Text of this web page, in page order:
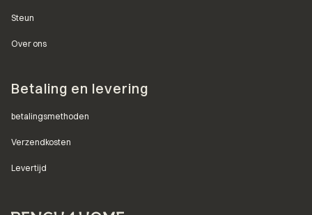
Steun
Over ons
Betaling en levering
betalingsmethoden
Verzendkosten
Levertijd